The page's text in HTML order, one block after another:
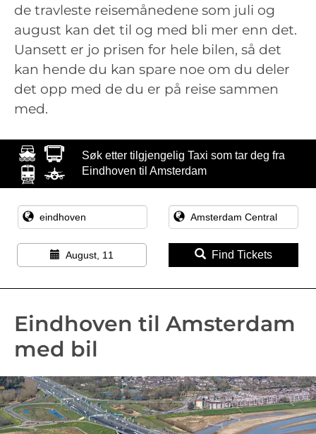
de travleste reisemånedene som juli og
august kan det til og med bli mer enn det.
Uansett er jo prisen for hele bilen, så det
kan hende du kan spare noe om du deler
det opp med de du er på reise sammen
med.
Søk etter tilgjengelig Taxi som tar deg fra
Eindhoven til Amsterdam
August, 11 Find Tickets
Eindhoven til Amsterdam
med bil